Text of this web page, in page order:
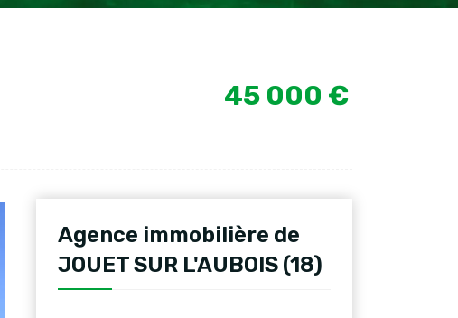
45 000 €
Agence immobilière de
JOUET SUR L'AUBOIS (18)